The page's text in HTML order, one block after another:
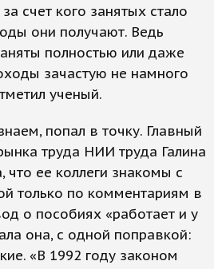
счет кого занятых стало
они получают. Ведь
полностью или даже
зачастую не намного
ученый.
попал в точку. Главный
труда НИИ труда Галина
ее коллеги знакомы с
только по комментариям в
о пособиях «работает и у
она, с одной поправкой:
«В 1992 году законом